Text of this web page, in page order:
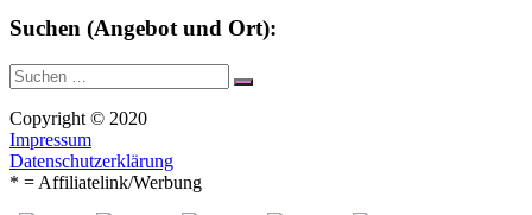
Suchen (Angebot und Ort):
Suche
nach:
Suchen
Copyright © 2020
Impressum
Datenschutzerklärung
* = Affiliatelink/Werbung